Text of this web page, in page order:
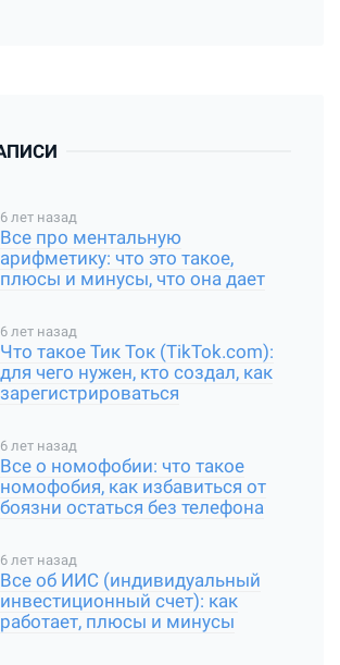
6 лет назад
Все про ментальную
арифметику: что это такое,
плюсы и минусы, что она дает
6 лет назад
Что такое Тик Ток (TikTok.com):
для чего нужен, кто создал, как
зарегистрироваться
6 лет назад
Все о номофобии: что такое
номофобия, как избавиться от
боязни остаться без телефона
6 лет назад
Все об ИИС (индивидуальный
инвестиционный счет): как
работает, плюсы и минусы